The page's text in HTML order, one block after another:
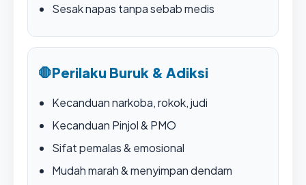
Sesak napas tanpa sebab medis
🛑Perilaku Buruk & Adiksi
Kecanduan narkoba, rokok, judi
Kecanduan Pinjol & PMO
Sifat pemalas & emosional
Mudah marah & menyimpan dendam